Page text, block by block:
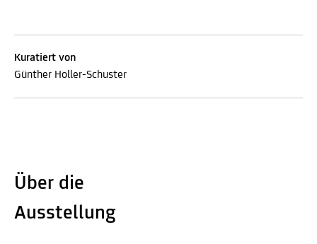
Kuratiert von
Günther Holler-Schuster
Über die
Ausstellung